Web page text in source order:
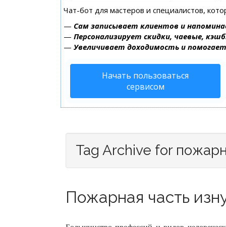
Чат-бот для мастеров и специалистов,
— Сам записывает клиентов и
— Персонализирует скидки, чаевые,
— Увеличивает доходимость и
Начать пользоваться
сервисом
Tag Archive for
Пожарная часть